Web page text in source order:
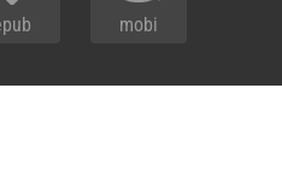
mobi